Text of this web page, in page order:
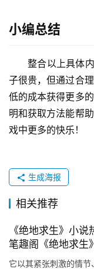
小编总结
整合以上具体
子很贵，但通过合
低的成本获得更多
明和获取方法能帮
戏中更多的快乐！
生成海报
相关推荐
《绝地求生》小
笔趣阁《绝地求生
它以其紧张刺激的情